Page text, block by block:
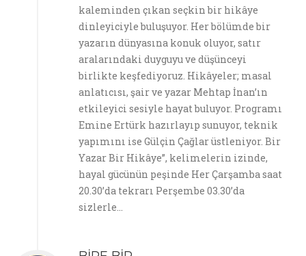
kaleminden çıkan seçkin bir hikâye
dinleyiciyle buluşuyor. Her bölümde bir
yazarın dünyasına konuk oluyor, satır
aralarındaki duyguyu ve düşünceyi
birlikte keşfediyoruz. Hikâyeler; masal
anlatıcısı, şair ve yazar Mehtap İnan’ın
etkileyici sesiyle hayat buluyor. Programı
Emine Ertürk hazırlayıp sunuyor, teknik
yapımını ise Gülçin Çağlar üstleniyor. Bir
Yazar Bir Hikâye”, kelimelerin izinde,
hayal gücünün peşinde Her Çarşamba saat
20.30’da tekrarı Perşembe 03.30’da
sizlerle…